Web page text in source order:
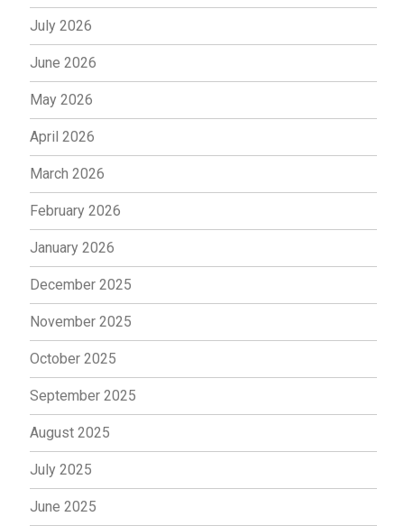
July 2026
June 2026
May 2026
April 2026
March 2026
February 2026
January 2026
December 2025
November 2025
October 2025
September 2025
August 2025
July 2025
June 2025